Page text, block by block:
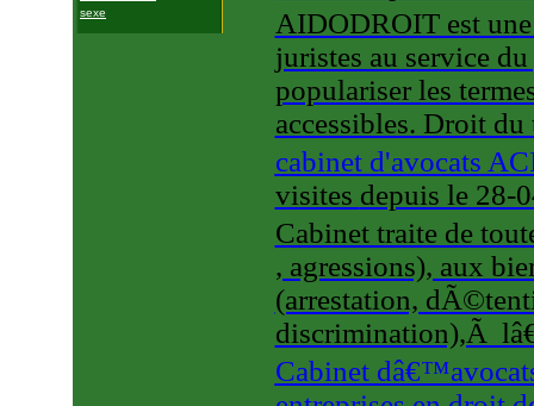
sexe
AIDODROIT est
juristes au service
populariser les
accessibles. Droit
cabinet d'avocats
visites depuis le 28-
Cabinet traite de
, agressions), aux
(arrestation,
discrimination),Ã
Cabinet